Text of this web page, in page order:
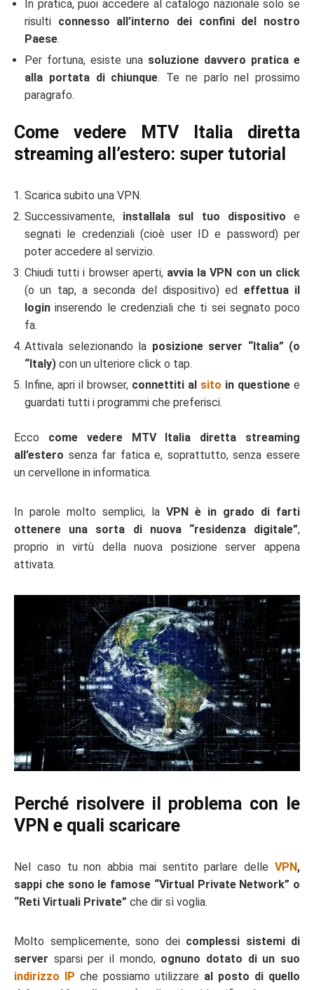
In pratica, puoi accedere al catalogo nazionale solo se
risulti connesso all’interno dei confini del nostro
Paese.
Per fortuna, esiste una soluzione davvero pratica e
alla portata di chiunque. Te ne parlo nel prossimo
paragrafo.
Come vedere MTV Italia diretta
streaming all’estero: super tutorial
Scarica subito una VPN.
Successivamente, installala sul tuo dispositivo e
segnati le credenziali (cioè user ID e password) per
poter accedere al servizio.
Chiudi tutti i browser aperti, avvia la VPN con un click
(o un tap, a seconda del dispositivo) ed effettua il
login inserendo le credenziali che ti sei segnato poco
fa.
Attivala selezionando la posizione server “Italia” (o
“Italy) con un ulteriore click o tap.
Infine, apri il browser, connettiti al sito in questione e
guardati tutti i programmi che preferisci.
Ecco come vedere MTV Italia diretta streaming
all’estero senza far fatica e, soprattutto, senza essere
un cervellone in informatica.
In parole molto semplici, la VPN è in grado di farti
ottenere una sorta di nuova “residenza digitale”,
proprio in virtù della nuova posizione server appena
attivata.
Perché risolvere il problema con le
VPN e quali scaricare
Nel caso tu non abbia mai sentito parlare delle VPN,
sappi che sono le famose “Virtual Private Network” o
“Reti Virtuali Private” che dir sì voglia.
Molto semplicemente, sono dei complessi sistemi di
server sparsi per il mondo, ognuno dotato di un suo
indirizzo IP che possiamo utilizzare al posto di quello